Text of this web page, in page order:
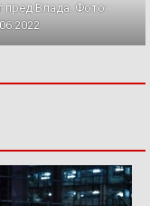
пред Влада. Фото: